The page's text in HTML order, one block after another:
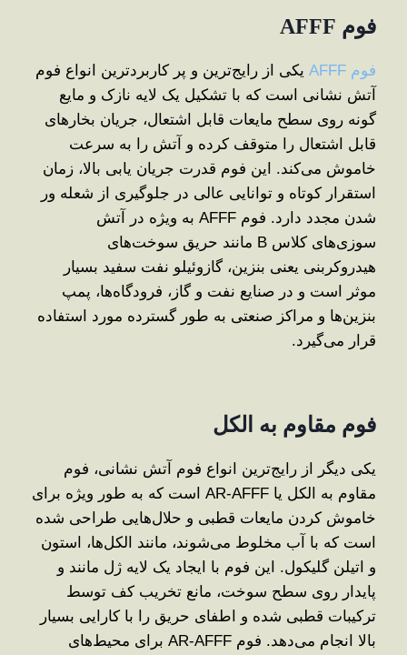
فوم
فوم AFFF
یکی از رایج‌ترین و پر کاربردترین انواع فوم
آتش نشانی است که با تشکیل یک لایه نازک و مایع
گونه روی سطح مایعات قابل اشتعال، جریان بخارهای
قابل اشتعال را متوقف کرده و آتش را به ‌سرعت
خاموش می‌کند. این فوم قدرت جریان ‌یابی بالا، زمان
استقرار کوتاه و توانایی عالی در جلوگیری از شعله ‌ور
شدن مجدد دارد. فوم AFFF به ‌ویژه در آتش‌
سوزی‌های کلاس B مانند حریق سوخت‌های
هیدروکربنی یعنی بنزین، گازوئیلو نفت سفید بسیار
موثر است و در صنایع نفت و گاز، فرودگاه‌ها، پمپ
‌بنزین‌ها و مراکز صنعتی به ‌طور گسترده مورد استفاده
قرار می‌گیرد.
فوم مقاوم به الکل
یکی دیگر از رایج‌ترین انواع فوم آتش نشانی، فوم
مقاوم به الکل یا AR-AFFF است که به ‌طور ویژه برای
خاموش ‌کردن مایعات قطبی و حلال‌هایی طراحی شده
است که با آب مخلوط می‌شوند، مانند الکل‌ها، استون
و اتیلن گلیکول. این فوم با ایجاد یک لایه ژل‌ مانند و
پایدار روی سطح سوخت، مانع تخریب کف توسط
ترکیبات قطبی شده و اطفای حریق را با کارایی بسیار
بالا انجام می‌دهد. فوم AR-AFFF برای محیط‌های